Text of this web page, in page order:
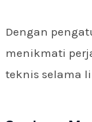
Dengan
menikmati
teknis selama